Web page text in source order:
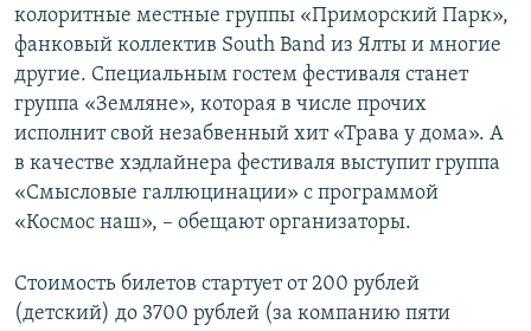
колоритные местные группы «Приморский Парк»,
фанковый коллектив South Band из Ялты и многие
другие. Специальным гостем фестиваля станет
группа «Земляне», которая в числе прочих
исполнит свой незабвенный хит «Трава у дома». А
в качестве хэдлайнера фестиваля выступит группа
«Смысловые галлюцинации» с программой
«Космос наш», – обещают организаторы.
Стоимость билетов стартует от 200 рублей
(детский) до 3700 рублей (за компанию пяти